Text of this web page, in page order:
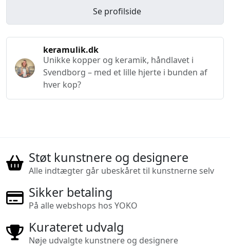
Se profilside
keramulik.dk
Unikke kopper og keramik, håndlavet i
Svendborg – med et lille hjerte i bunden af
hver kop?
Støt kunstnere og designere
Alle indtægter går ubeskåret til kunstnerne selv
Sikker betaling
På alle webshops hos YOKO
Kurateret udvalg
Nøje udvalgte kunstnere og designere